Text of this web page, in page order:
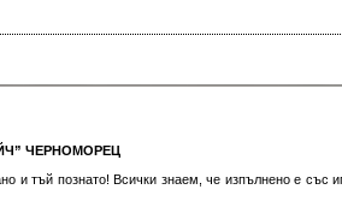
ЧЕРНОМОРЕЦ
и тъй познато! Всички знаем, че изпълнено е със